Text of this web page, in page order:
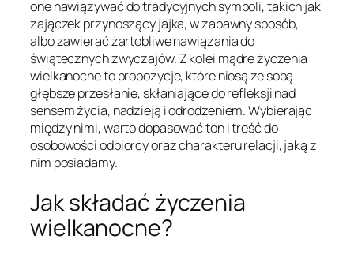
one nawiązywać do tradycyjnych symboli, takich jak
zajączek przynoszący jajka, w zabawny sposób,
albo zawierać żartobliwe nawiązania do
świątecznych zwyczajów. Z kolei mądre życzenia
wielkanocne to propozycje, które niosą ze sobą
głębsze przesłanie, skłaniające do refleksji nad
sensem życia, nadzieją i odrodzeniem. Wybierając
między nimi, warto dopasować ton i treść do
osobowości odbiorcy oraz charakteru relacji, jaką z
nim posiadamy.
Jak składać życzenia
wielkanocne?